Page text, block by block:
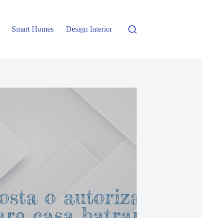
Smart Homes Design Interior